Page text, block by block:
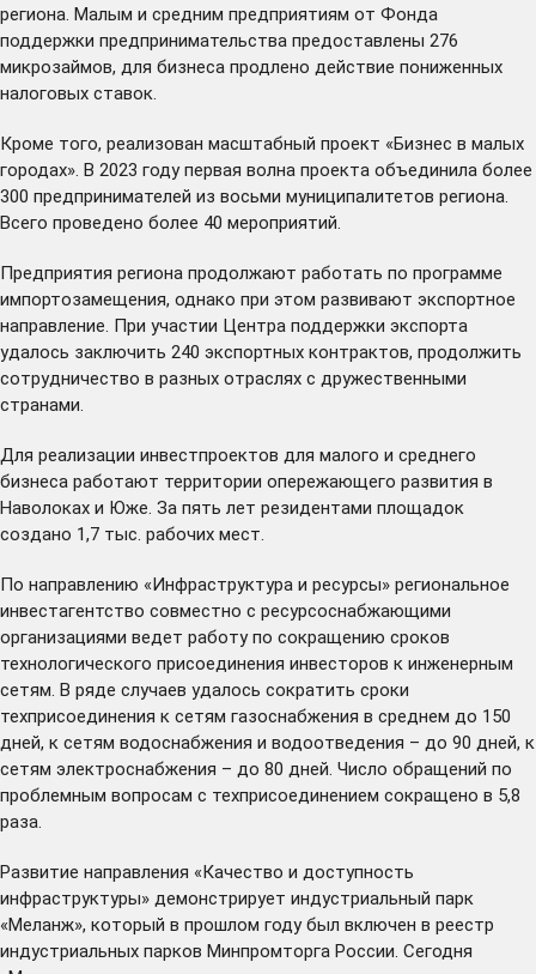
региона. Малым и средним предприятиям от Фонда
поддержки предпринимательства предоставлены 276
микрозаймов, для бизнеса продлено действие пониженных
налоговых ставок.
Кроме того, реализован масштабный проект «Бизнес в малых
городах». В 2023 году первая волна проекта объединила более
300 предпринимателей из восьми муниципалитетов региона.
Всего проведено более 40 мероприятий.
Предприятия региона продолжают работать по программе
импортозамещения, однако при этом развивают экспортное
направление. При участии Центра поддержки экспорта
удалось заключить 240 экспортных контрактов, продолжить
сотрудничество в разных отраслях с дружественными
странами.
Для реализации инвестпроектов для малого и среднего
бизнеса работают территории опережающего развития в
Наволоках и Юже. За пять лет резидентами площадок
создано 1,7 тыс. рабочих мест.
По направлению «Инфраструктура и ресурсы» региональное
инвестагентство совместно с ресурсоснабжающими
организациями ведет работу по сокращению сроков
технологического присоединения инвесторов к инженерным
сетям. В ряде случаев удалось сократить сроки
техприсоединения к сетям газоснабжения в среднем до 150
дней, к сетям водоснабжения и водоотведения – до 90 дней, к
сетям электроснабжения – до 80 дней. Число обращений по
проблемным вопросам с техприсоединением сокращено в 5,8
раза.
Развитие направления «Качество и доступность
инфраструктуры» демонстрирует индустриальный парк
«Меланж», который в прошлом году был включен в реестр
индустриальных парков Минпромторга России. Сегодня